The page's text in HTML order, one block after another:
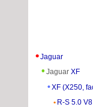
Jaguar
Jaguar XF
XF (X250,
R-S 5.0